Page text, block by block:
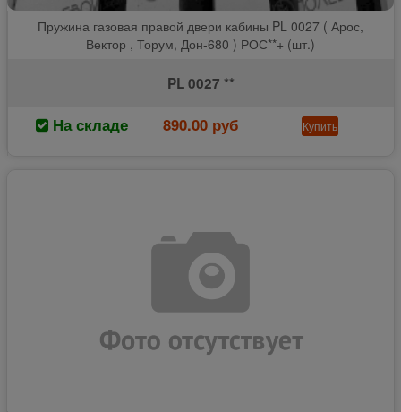
Пружина газовая правой двери кабины PL 0027 ( Арос,
Вектор , Торум, Дон-680 ) РОС**+ (шт.)
PL 0027 **
На складе 890.00 руб Купить